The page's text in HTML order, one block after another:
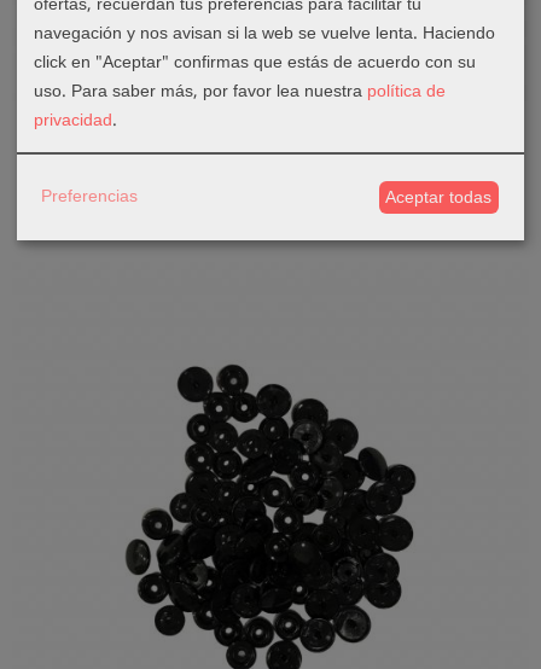
3,59 €
navegación y nos avisan si la web se vuelve lenta. Haciendo
click en "Aceptar" confirmas que estás de acuerdo con su
uso. Para saber más, por favor lea nuestra política de
privacidad.
Preferencias Aceptar todas